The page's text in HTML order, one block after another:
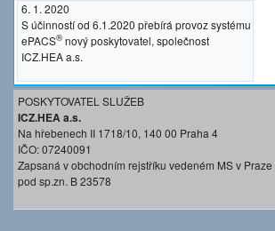
6. 1. 2020
S účinností od 6.1.2020 přebírá provoz systému
ePACS®nový poskytovatel, společnost
ICZ.HEA a.s.
POSKYTOVATEL SLUŽEB
ICZ.HEA a.s.
Na hřebenech II 1718/10, 140 00 Praha 4
IČO: 07240091
Zapsaná v obchodním rejstříku vedeném MS v Praze
pod sp.zn. B 23578